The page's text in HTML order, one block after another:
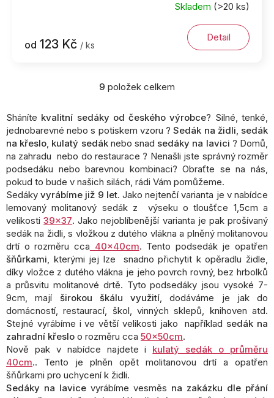
Skladem (>20 ks)
od 123 Kč / ks
Detail
O
l
á
a
c
í
p
r
v
k
y
v
ý
p
i
s
u
9 položek celkem
Sháníte kvalitní sedáky od českého výrobce? Silné, tenké,
jednobarevné nebo s potiskem vzoru ?Sedák na židli, sedák
na křeslo, kulatý sedáknebo snad sedáky na lavici ? Domů,
na zahradu nebo do restaurace ? Nenašli jste správný rozměr
podsedáku nebo barevnou kombinaci? Obraťte se na nás,
pokud to bude v našich silách, rádi Vám pomůžeme.
Sedákyvyrábíme již 9 let. Jako nejtenčí varianta je v nabídce
lemovaný molitanový sedák z výseku o tloušťce 1,5cm a
velikosti39x37. Jako nejoblíbenější varianta je pak prošívaný
sedák na židli, s vložkou z dutého vlákna a plněný molitanovou
drtí o rozměru cca 40x40cm. Tento podsedák je opatřen
šňůrkami, kterými jej lze snadno přichytit k opěradlu židle,
díky vložce z dutého vlákna je jeho povrch rovný, bez hrbolků
a průsvitu molitanové drtě. Tyto podsedáky jsou vysoké 7-
9cm, mají širokou škálu využití, dodáváme je jak do
domácností, restaurací, škol, vinných sklepů, knihoven atd.
Stejné vyrábíme i ve větší velikosti jako například sedák na
zahradní křeslo o rozměru cca 50x50cm.
Nově pak v nabídce najdete i kulatý sedák o průměru
40cm.. Tento je plněn opět molitanovou drtí a opatřen
šňůrkami pro uchycení k židli.
Sedáky na lavice vyrábíme vesměs na zakázku dle přání